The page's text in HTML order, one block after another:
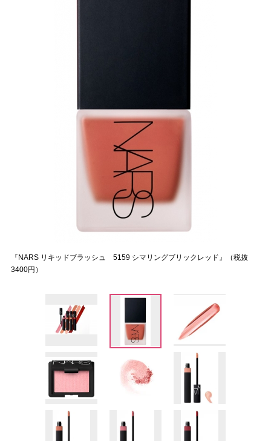
『NARS リキッドブラッシュ 5159 シマリングブリックレッド』（税抜
3400円）